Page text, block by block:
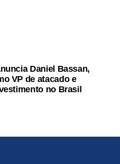
Daniel Bassan,
VP de atacado e
no Brasil